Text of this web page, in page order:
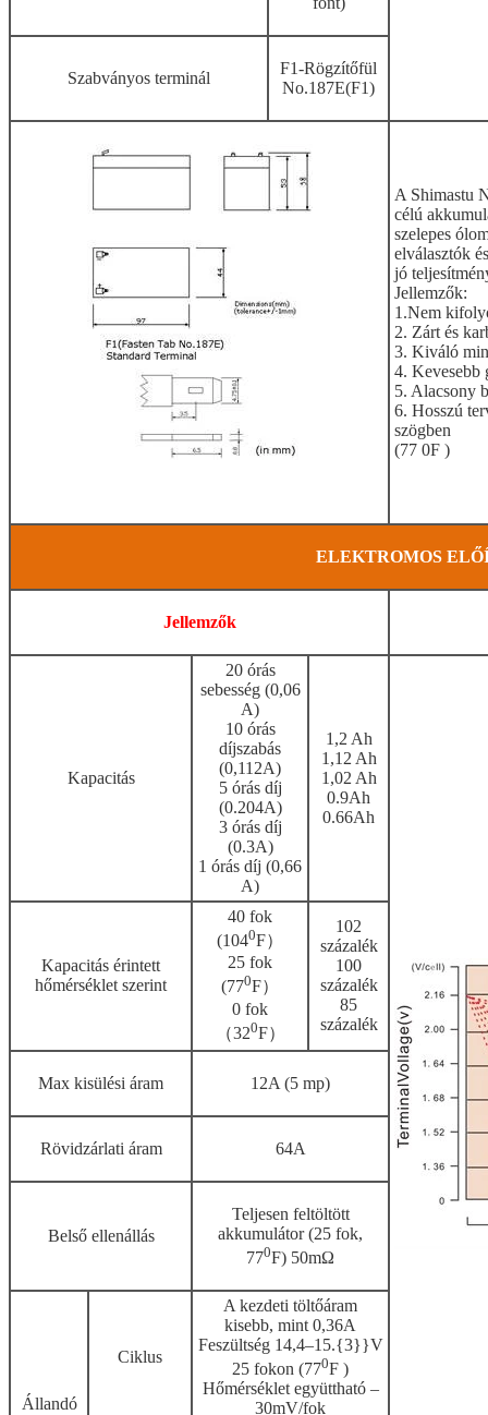
Szabványos terminál
F1-Rögzítőfül
No.187E(F1)
A Shimastu
célú
szelepes
elválasztók
jó
Jellemzők:
1.Nem
2. Zárt és
3. Kiváló
4. Kevesebb
5. Alacsony
6. Hosszú
szögben
(77 0F )­
ELEKTROMOS
Jellemzők
Kapacitás
20 órás
sebesség (0,06
A)
10 órás
díjszabás
(0,112A)
5 órás díj
(0.204A)
3 órás díj
(0.3A)
1 órás díj (0,66
A)
1,2 Ah
1,12 Ah
1,02 Ah
0.9Ah
0.66Ah
Kapacitás érintett
hőmérséklet szerint
40 fok
(1040F）
25 fok
(770F）
0 fok
（320F）
102
százalék
100
százalék
85
százalék
Max kisülési áram 12A (5 mp)
Rövidzárlati áram 64A
Belső ellenállás
Teljesen feltöltött
akkumulátor (25 fok,
770F) 50mΩ
Állandó
Ciklus
A kezdeti töltőáram
kisebb, mint 0,36A
Feszültség 14,4–15.{3}}V
25 fokon (770F )
Hőmérséklet együttható –
30mV/fok